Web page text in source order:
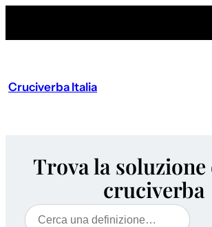
Cruciverba Italia
Trova la
cruciverba
Cerca